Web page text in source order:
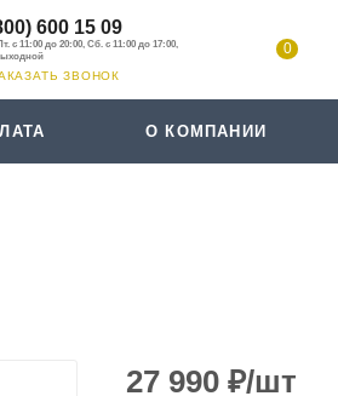
600 15 09
ЗВОНОК
0
О КОМПАНИИ
27 990 ₽/шт